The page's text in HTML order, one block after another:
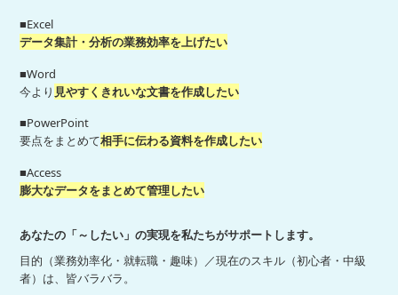
■Excel
データ集計・分析の業務効率を上げたい
■Word
今より 見やすくきれいな文書を作成したい
■PowerPoint
要点をまとめて相手に伝わる資料を作成したい
■Access
膨大なデータをまとめて管理したい
あなたの「～したい」の実現を私たちがサポートします。
目的（業務効率化・就転職・趣味）／現在のスキル（初心者・中級
者）は、皆バラバラ。